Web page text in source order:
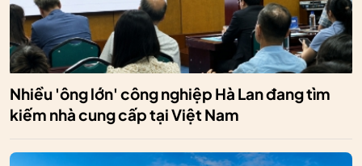
Nhiều 'ông lớn' công nghiệp Hà Lan đang tìm
kiếm nhà cung cấp tại Việt Nam